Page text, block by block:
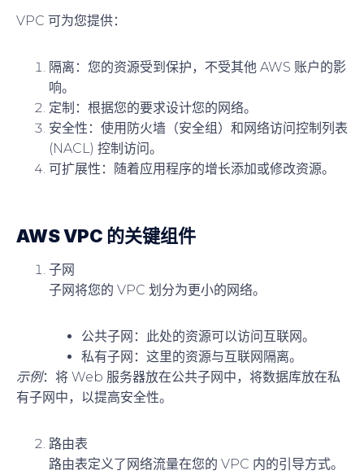
VPC 可为您提供：
隔离 ：您的资源受到保护，不受其他 AWS 账户的影
响。
定制 ：根据您的要求设计您的网络。
安全性 ：使用防火墙（安全组）和网络访问控制列表
(NACL) 控制访问。
可扩展性 ：随着应用程序的增长添加或修改资源。
AWS VPC 的关键组件
子网
子网将您的 VPC 划分为更小的网络。
公共子网 ：此处的资源可以访问互联网。
私有子网 ：这里的资源与互联网隔离。
示例：将 Web 服务器放在公共子网中，将数据库放在私
有子网中，以提高安全性。
路由表
路由表定义了网络流量在您的 VPC 内的引导方式。